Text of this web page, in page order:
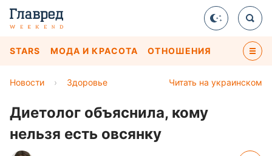
STARS МОДА И КРАСОТА ОТНОШЕНИЯ
Читать на украинском
Новости › Здоровье
Диетолог объяснила, кому
нельзя есть овсянку